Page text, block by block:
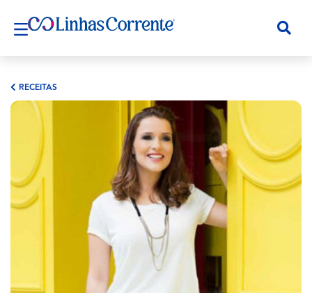
RECEITAS